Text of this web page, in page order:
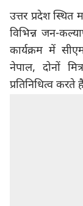
उत्तर प्रदेश
विभिन्न जन-
कार्यक्रम में
नेपाल, दोनों
प्रतिनिधित्व करते